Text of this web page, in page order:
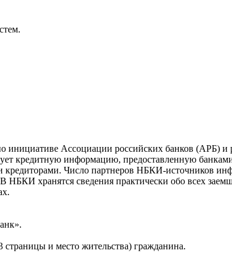
Ассоциации российских банков (АРБ) и
кредитную информацию, предоставленную
Число партнеров НБКИ-источников
НБКИ хранятся сведения практически обо всех
страницы и место жительства) гражданина.